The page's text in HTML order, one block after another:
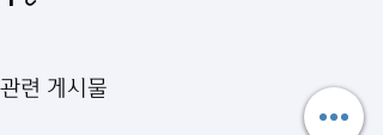
관련 게시물